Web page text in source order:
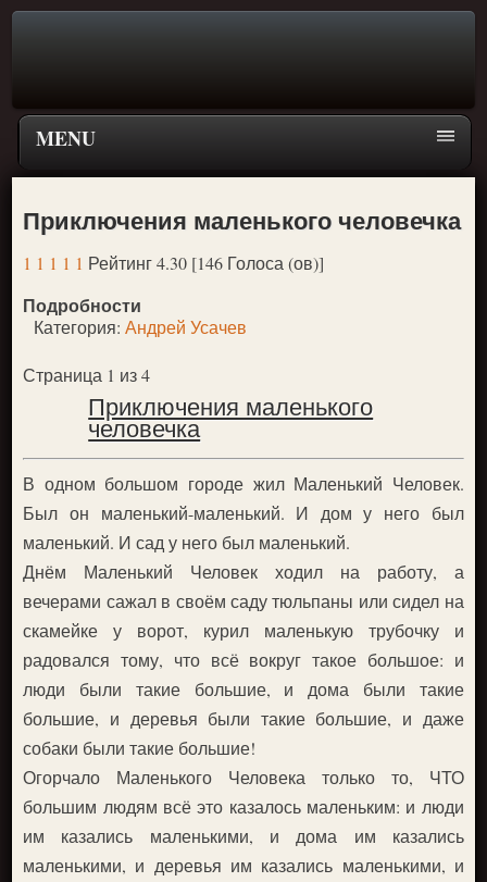
MENU
Главная страница
Поиск
ПЕРЕЙТИ К ГЛАВНОМУ МЕНЮ СКАЗОК
Новое
Приключения маленького человечка
1 1 1 1 1 Рейтинг 4.30 [146 Голоса (ов)]
Подробности
Категория:Андрей Усачев
Страница 1 из 4
Приключения маленького
человечка
В одном большом городе жил Маленький Человек.
Был он маленький-маленький. И дом у него был
маленький. И сад у него был маленький.
Днём Маленький Человек ходил на работу, а
вечерами сажал в своём саду тюльпаны или сидел на
скамейке у ворот, курил маленькую трубочку и
радовался тому, что всё вокруг такое большое: и
люди были такие большие, и дома были такие
большие, и деревья были такие большие, и даже
собаки были такие большие!
Огорчало Маленького Человека только то, ЧТО
большим людям всё это казалось маленьким: и люди
им казались маленькими, и дома им казались
маленькими, и деревья им казались маленькими, и